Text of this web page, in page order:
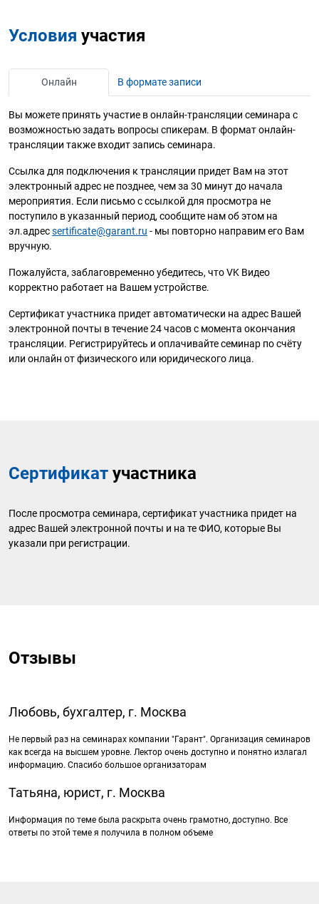
Условия участия
Онлайн В формате записи
Вы можете принять участие в онлайн-трансляции семинара с
возможностью задать вопросы спикерам. В формат онлайн-
трансляции также входит запись семинара.
Ссылка для подключения к трансляции придет Вам на этот
электронный адрес не позднее, чем за 30 минут до начала
мероприятия. Если письмо с ссылкой для просмотра не
поступило в указанный период, сообщите нам об этом на
эл.адресsertificate@garant.ru - мы повторно направим его Вам
вручную.
Пожалуйста, заблаговременно убедитесь, что VK Видео
корректно работает на Вашем устройстве.
Сертификат участника придет автоматически на адрес Вашей
электронной почты в течение 24 часов с момента окончания
трансляции. Регистрируйтесь и оплачивайте семинар по счёту
или онлайн от физического или юридического лица.
Сертификат участника
После просмотра семинара, сертификат участника придет на
адрес Вашей электронной почты и на те ФИО, которые Вы
указали при регистрации.
Отзывы
Любовь, бухгалтер, г. Москва
Не первый раз на семинарах компании "Гарант". Организация семинаров
как всегда на высшем уровне. Лектор очень доступно и понятно излагал
информацию. Спасибо большое организаторам
Татьяна, юрист, г. Москва
Информация по теме была раскрыта очень грамотно, доступно. Все
ответы по этой теме я получила в полном объеме